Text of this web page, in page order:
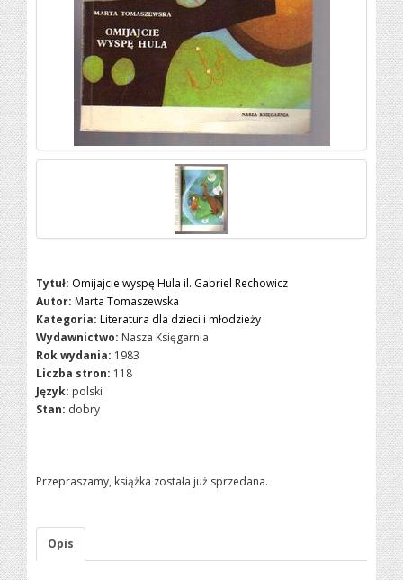
Tytuł: Omijajcie wyspę Hula il. Gabriel Rechowicz
Autor: Marta Tomaszewska
Kategoria: Literatura dla dzieci i młodzieży
Wydawnictwo: Nasza Księgarnia
Rok wydania: 1983
Liczba stron: 118
Język: polski
Stan: dobry
Przepraszamy, książka została już sprzedana.
Opis